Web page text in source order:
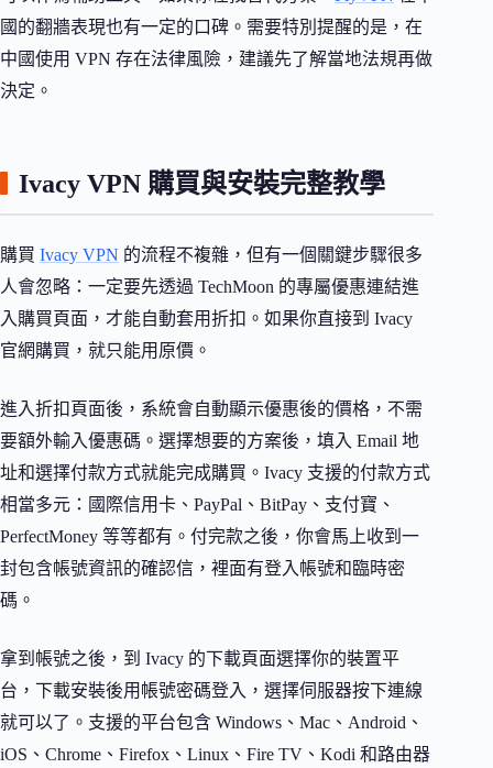
國的翻牆表現也有一定的口碑。需要特別提醒的是，在
中國使用 VPN 存在法律風險，建議先了解當地法規再做
決定。
Ivacy VPN 購買與安裝完整教學
購買 Ivacy VPN 的流程不複雜，但有一個關鍵步驟很多
人會忽略：一定要先透過 TechMoon 的專屬優惠連結進
入購買頁面，才能自動套用折扣。如果你直接到 Ivacy
官網購買，就只能用原價。
進入折扣頁面後，系統會自動顯示優惠後的價格，不需
要額外輸入優惠碼。選擇想要的方案後，填入 Email 地
址和選擇付款方式就能完成購買。Ivacy 支援的付款方式
相當多元：國際信用卡、PayPal、BitPay、支付寶、
PerfectMoney 等等都有。付完款之後，你會馬上收到一
封包含帳號資訊的確認信，裡面有登入帳號和臨時密
碼。
拿到帳號之後，到 Ivacy 的下載頁面選擇你的裝置平
台，下載安裝後用帳號密碼登入，選擇伺服器按下連線
就可以了。支援的平台包含 Windows、Mac、Android、
iOS、Chrome、Firefox、Linux、Fire TV、Kodi 和路由器